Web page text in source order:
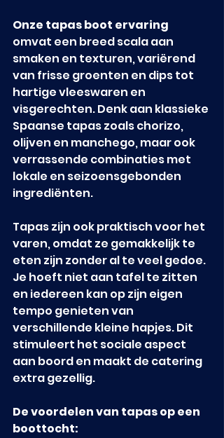
Onze tapas boot ervaring
omvat een breed scala aan
smaken en texturen, variërend
van frisse groenten en dips tot
hartige vleeswaren en
visgerechten. Denk aan klassieke
Spaanse tapas zoals chorizo,
olijven en manchego, maar ook
verrassende combinaties met
lokale en seizoensgebonden
ingrediënten.
Tapas zijn ook praktisch voor het
varen, omdat ze gemakkelijk te
eten zijn zonder al te veel gedoe.
Je hoeft niet aan tafel te zitten
en iedereen kan op zijn eigen
tempo genieten van
verschillende kleine hapjes. Dit
stimuleert het sociale aspect
aan boord en maakt de catering
extra gezellig.
De voordelen van tapas op een
boottocht: